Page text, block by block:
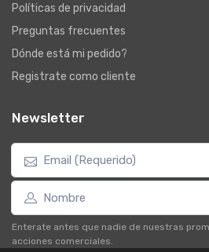
Políticas de privacidad
Preguntas frecuentes
Dónde está mi pedido?
Registrate como cliente
Newsletter
Enterate antes que nadie de nuestras
acciones comerciales.